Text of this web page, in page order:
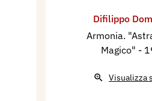
Difilippo
Armonia.
Magico" -
Visualizza